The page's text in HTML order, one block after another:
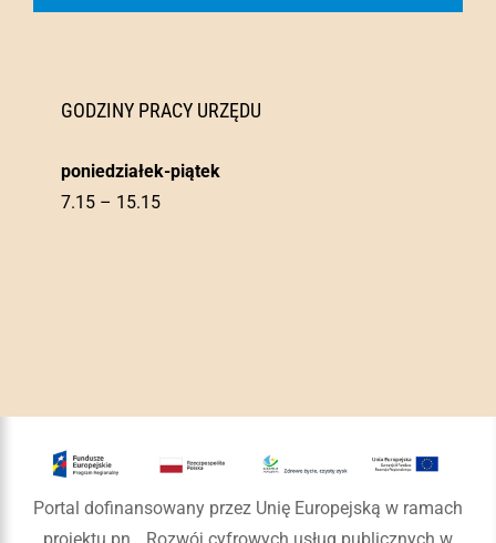
GODZINY PRACY URZĘDU
poniedziałek-piątek
7.15 – 15.15
Portal dofinansowany przez Unię Europejską w ramach